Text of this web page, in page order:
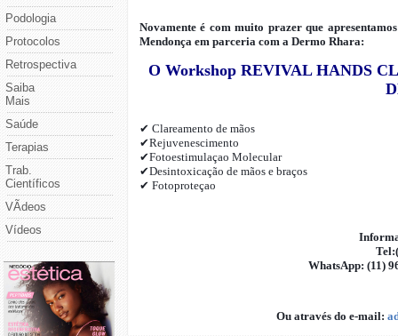
Podologia
Protocolos
Retrospectiva
Saiba
Mais
Saúde
Terapias
Trab.
Científicos
VÃ­deos
Vídeos
Novamente é com muito prazer que
Mendonça em parceria com a Dermo Rhara:
O Workshop REVIVAL HANDS
✔ Clareamento de mãos
✔Rejuvenescimento
✔Fotoestimulaçao Molecular
✔Desintoxicação de mãos e braços
✔ Fotoproteçao
WhatsApp: (11)
Ou através do e-mail: